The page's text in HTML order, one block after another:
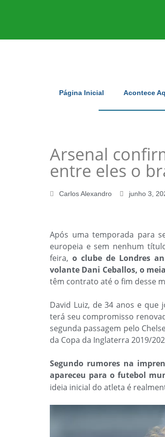
Página Inicial Acontece
Arsenal
entre eles o
Carlos Alexandro junho 3,
Após uma temporada para
europeia e sem nenhum
feira,o clube de Londres
volante Dani Ceballos, o
têm contrato até o fim desse
David Luiz, de 34 anos e
terá seu compromisso
segunda passagem pelo
da Copa da Inglaterra 2019/
Segundo rumores na
apareceu para o futebol
ideia inicial do atleta é